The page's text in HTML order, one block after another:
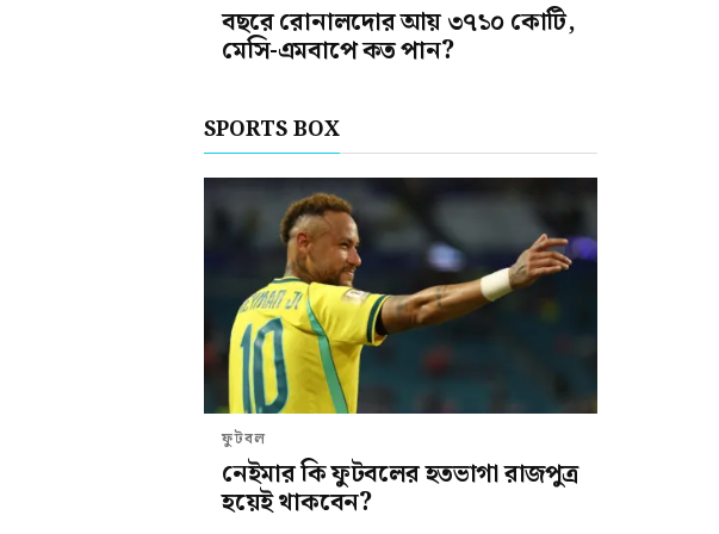
বছরে রোনালদোর আয় ৩৭১০ কোটি,
মেসি-এমবাপে কত পান?
SPORTS BOX
ফুটবল
নেইমার কি ফুটবলের হতভাগা রাজপুত্র
হয়েই থাকবেন?